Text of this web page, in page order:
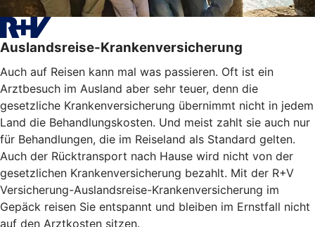
Auslandsreise-Krankenversicherung
Auch auf Reisen kann mal was passieren. Oft ist ein
Arztbesuch im Ausland aber sehr teuer, denn die
gesetzliche Krankenversicherung übernimmt nicht in jedem
Land die Behandlungskosten. Und meist zahlt sie auch nur
für Behandlungen, die im Reiseland als Standard gelten.
Auch der Rücktransport nach Hause wird nicht von der
gesetzlichen Krankenversicherung bezahlt. Mit der R+V
Versicherung-Auslandsreise-Krankenversicherung im
Gepäck reisen Sie entspannt und bleiben im Ernstfall nicht
auf den Arztkosten sitzen.